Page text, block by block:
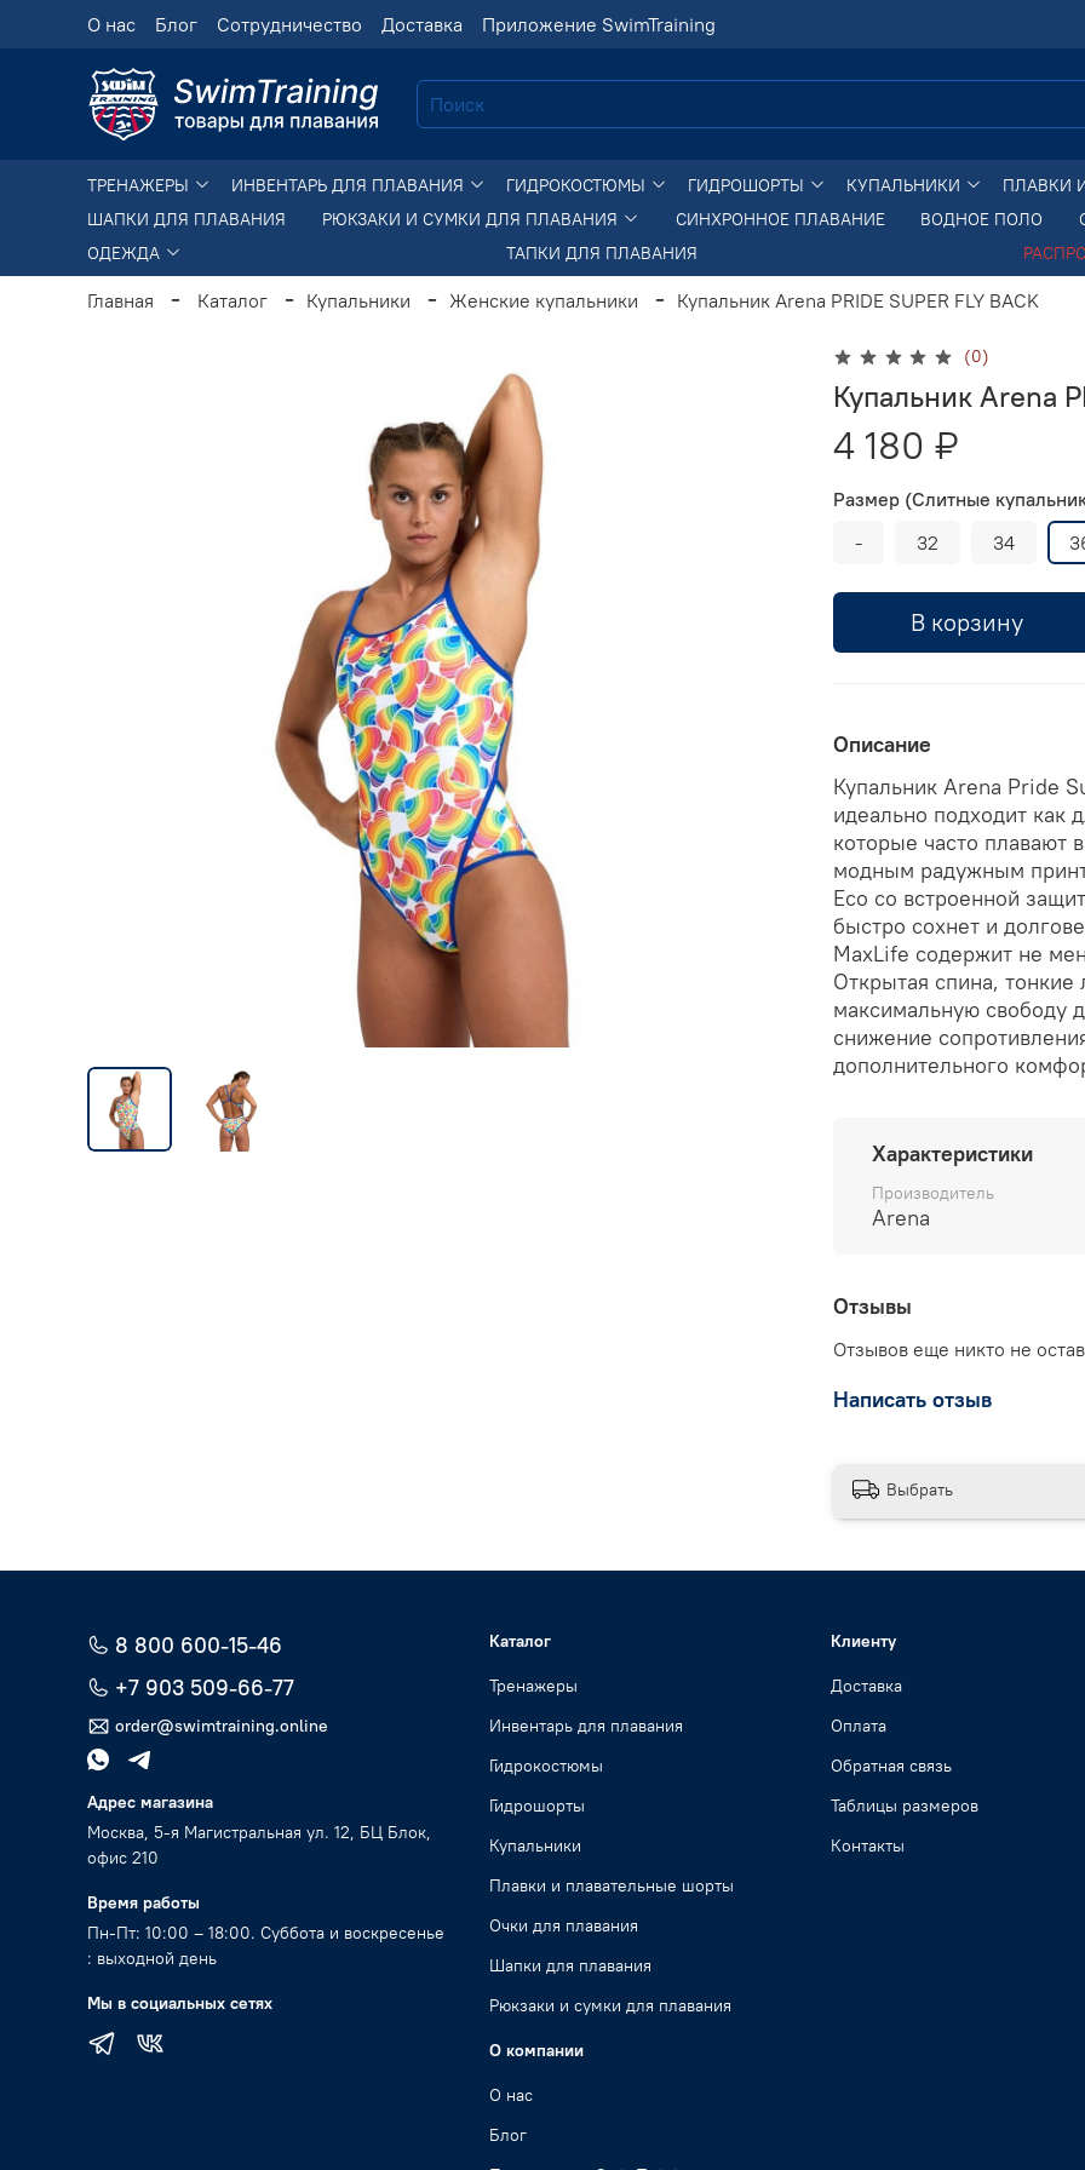
О нас Блог Сотрудничество Доставка Приложение SwimTraining
ТРЕНАЖЕРЫ ИНВЕНТАРЬ ДЛЯ ПЛАВАНИЯ ГИДРОКОСТЮМЫ ГИДРОШОРТЫ КУПАЛЬНИКИ
ПЛАВКИ
ШАПКИ ДЛЯ ПЛАВАНИЯ
РЮКЗАКИ И СУМКИ ДЛЯ ПЛАВАНИЯ СИНХРОННОЕ ПЛАВАНИЕ ВОДНОЕ ПОЛО
ОДЕЖДА
ТАПКИ ДЛЯ ПЛАВАНИЯ
Главная Каталог Купальники Женские купальники Купальник Arena PRIDE SUPER FLY BACK
(0)
Купальник Arena
4 180 ₽
Размер (Слитные
-
32 34
В корзину
Описание
Купальник Arena Pride
идеально подходит как
которые часто плавают
модным радужным
Eco со встроенной
быстро сохнет и
MaxLife содержит не
Открытая спина,
максимальную свободу
снижение
дополнительного
Характеристики
Производитель
Arena
Отзывы
Отзывов еще никто не
Написать отзыв
Выбрать
8 800 600-15-46
+7 903 509-66-77
order@swimtraining.online
Адрес магазина
Москва, 5-я Магистральная ул. 12, БЦ Блок,
офис 210
Время работы
Пн-Пт: 10:00 – 18:00. Суббота и воскресенье
: выходной день
Мы в социальных сетях
Каталог
Тренажеры
Инвентарь для плавания
Гидрокостюмы
Гидрошорты
Купальники
Плавки и плавательные шорты
Очки для плавания
Шапки для плавания
Рюкзаки и сумки для плавания
Клиенту
Доставка
Оплата
Обратная связь
Таблицы размеров
Контакты
О компании
О нас
Блог